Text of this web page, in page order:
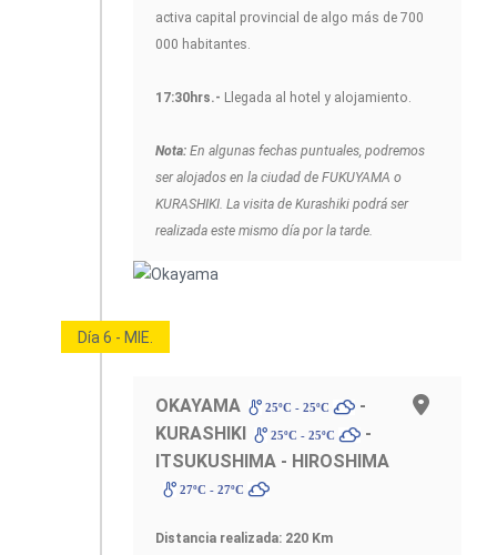
activa capital provincial de algo más de 700
000 habitantes.
17:30hrs.- Llegada al hotel y alojamiento.
Nota: En algunas fechas puntuales, podremos
ser alojados en la ciudad de FUKUYAMA o
KURASHIKI. La visita de Kurashiki podrá ser
realizada este mismo día por la tarde.
Día 6 - MIE.
OKAYAMA 25ºC - 25ºC
-
KURASHIKI
25ºC - 25ºC
-
ITSUKUSHIMA - HIROSHIMA
27ºC - 27ºC
Distancia realizada: 220 Km